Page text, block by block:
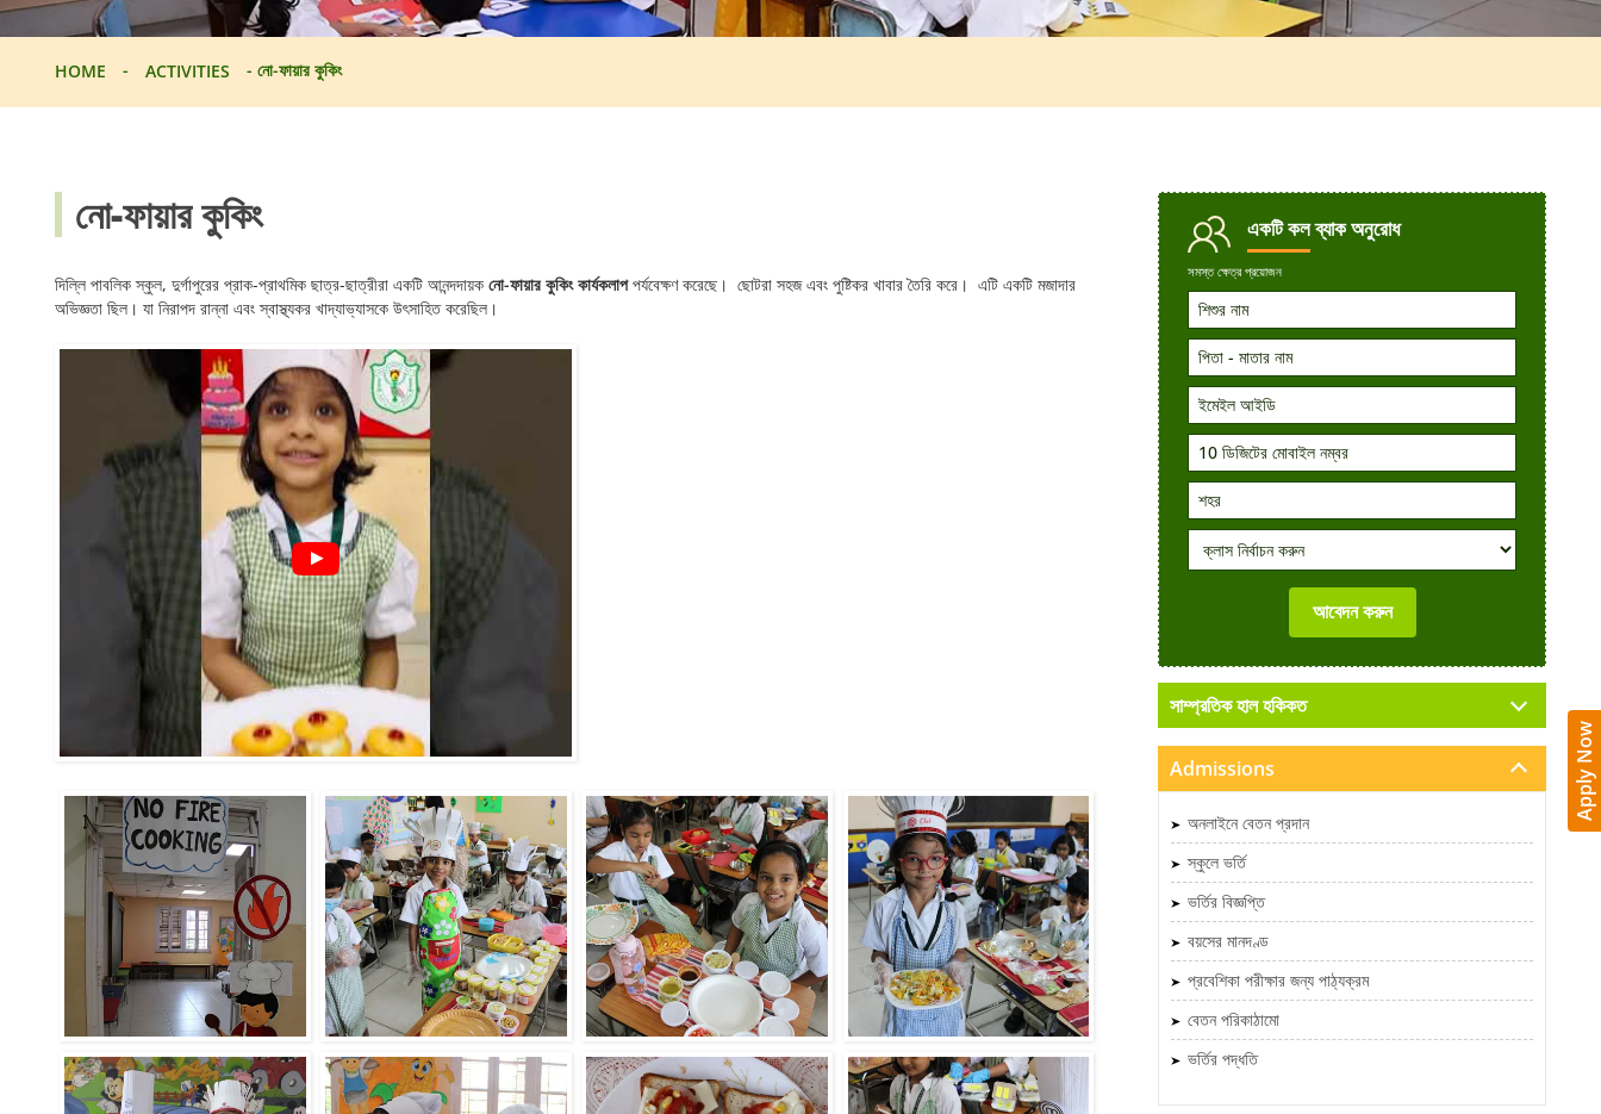
HOME - ACTIVITIES - নো-ফায়ার কুকিং
নো-ফায়ার কুকিং
দিল্লি পাবলিক স্কুল, দুর্গাপুরের প্রাক-প্রাথমিক ছাত্র-ছাত্রীরা একটি আনন্দদায়ক নো-ফায়ার কুকিং কার্যকলাপপর্যবেক্ষণ করেছে। ছোটরা সহজ এবং পুষ্টিকর খাবার তৈরি করে। এটি একটি মজাদার
অভিজ্ঞতা ছিল। যা নিরাপদ রান্না এবং স্বাস্থ্যকর খাদ্যাভ্যাসকে উৎসাহিত করেছিল।
একটি কলব্যাক অনুরোধ
সমস্ত ক্ষেত্র প্রয়োজন
সাম্প্রতিক হাল হকিকত
Admissions
অনলাইনে বেতন প্রদান
স্কুলে ভর্তি
ভর্তির বিজ্ঞপ্তি
বয়সের মানদণ্ড
প্রবেশিকা পরীক্ষার জন্য পাঠ্যক্রম
বেতন পরিকাঠামো
ভর্তির পদ্ধতি
Apply Now